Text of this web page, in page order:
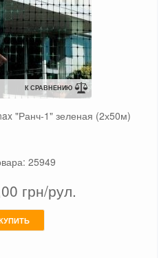
К СРАВНЕНИЮ
"Ранч-1" зеленая (2х50м)
25949
грн/рул.